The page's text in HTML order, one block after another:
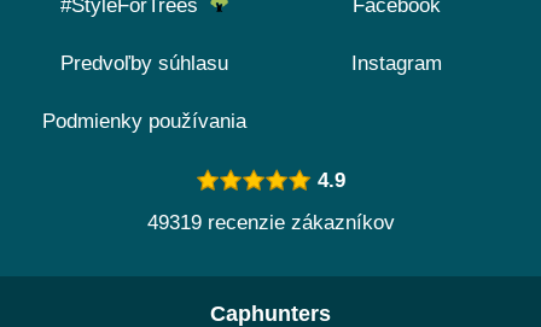
#StyleForTrees
Predvoľby súhlasu
Podmienky používania
Facebook
Instagram
4.9
49319 recenzie zákazníkov
Caphunters